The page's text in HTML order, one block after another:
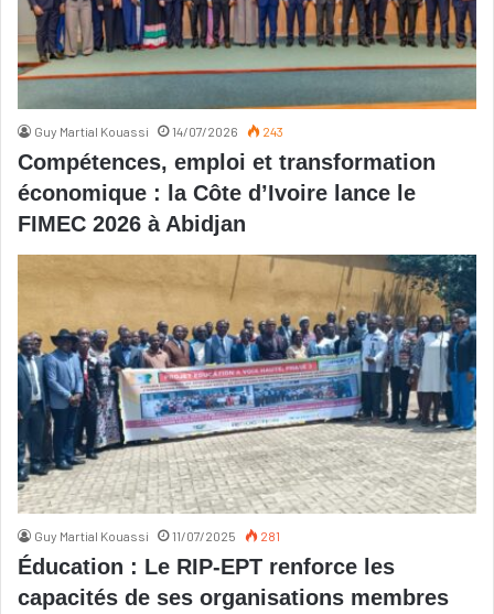
Guy Martial Kouassi 14/07/2026 243
Compétences, emploi et transformation
économique : la Côte d’Ivoire lance le
FIMEC 2026 à Abidjan
Guy Martial Kouassi 11/07/2025 281
Éducation : Le RIP-EPT renforce les
capacités de ses organisations membres